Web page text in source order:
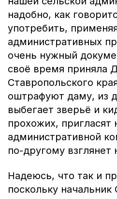
надобно, как
употребить,
административных
очень нужный
своё время приняла
Ставропольского
оштрафуют даму, из
выбегает зверьё и
прохожих, пригласят
административной
по-другому взглянет
Надеюсь, что так и
поскольку